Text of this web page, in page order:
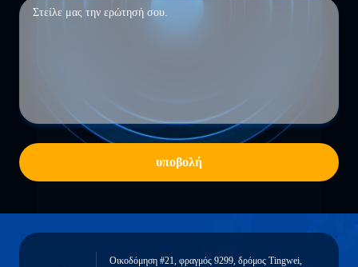
υποβολή
Οικοδόμηση #21, φραγμός 9299, δρόμος Tingwei,